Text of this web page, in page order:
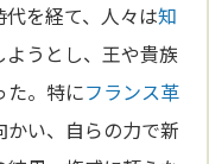
代を経て、人々は知
うとし、王や貴族
た。特にフランス革
い、自らの力で新